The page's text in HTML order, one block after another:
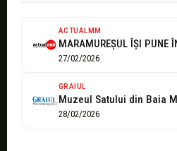
ACTUALMM
27/02/2026
GRAIUL
28/02/2026